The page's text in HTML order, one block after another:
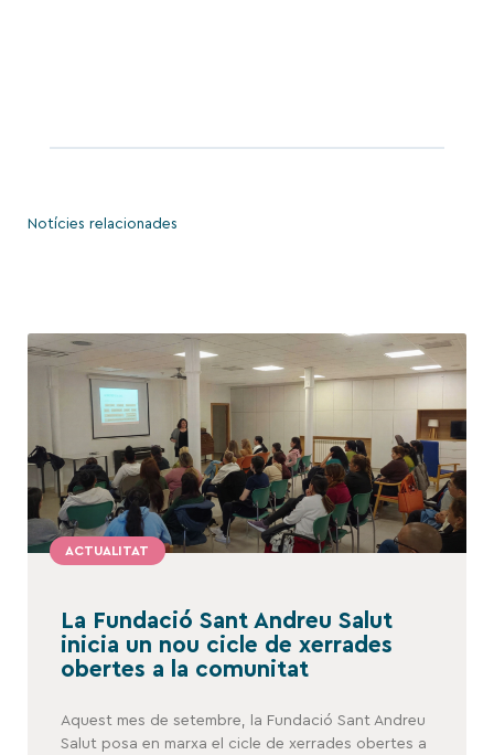
Notícies relacionades
ACTUALITAT
La Fundació Sant Andreu Salut
inicia un nou cicle de xerrades
obertes a la comunitat
Aquest mes de setembre, la Fundació Sant Andreu
Salut posa en marxa el cicle de xerrades obertes a